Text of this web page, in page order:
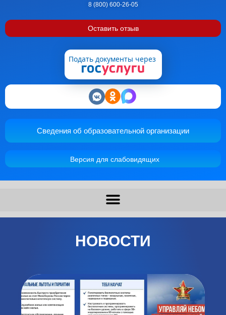
8 (800) 600-26-05
Оставить отзыв
Подать документы через
Сведения об образовательной организации
Версия для слабовидящих
НОВОСТИ